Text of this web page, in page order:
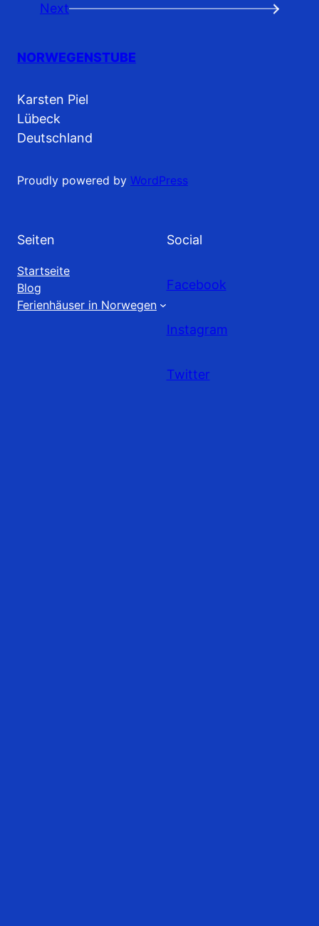
Next
→
NORWEGENSTUBE
Karsten Piel
Lübeck
Deutschland
Proudly powered by WordPress
Seiten
Startseite
Blog
Ferienhäuser in Norwegen
Social
Facebook
Instagram
Twitter